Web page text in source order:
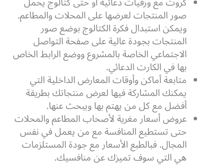
صور المنتجات لعرضها على المحلات والمطاعم.
ويمكن استبدال فكرة الكتالوج بوضع صور
المنتجات بجودة عالية على صفحة التواصل
الاجتماعي الخاصة بالمشروع ووضع الرابط الخاص
بها في الكارت الدعائي.
متابعة أماكن وأوقات المعارض الداخلية التي
يمكنك المشاركة فيها لعرض منتجاتك بطريقة
أفضل مع كل من يهتم بها ويبحث عنها.
عروض أسعار مغرية لأصحاب المطاعم والمحلات
حتى تستطيع المنافسة مع من يعمل في نفس
المجال. فبالطبع الأسعار مع جودة المستلزمات
هي التي سوف تميزك عن منافسيك.